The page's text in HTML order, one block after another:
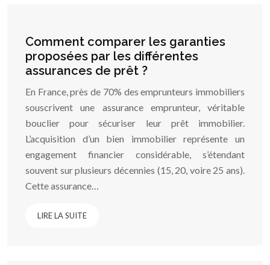
Comment comparer les garanties
proposées par les différentes
assurances de prêt ?
En France, près de 70% des emprunteurs immobiliers
souscrivent une assurance emprunteur, véritable
bouclier pour sécuriser leur prêt immobilier.
L’acquisition d’un bien immobilier représente un
engagement financier considérable, s’étendant
souvent sur plusieurs décennies (15, 20, voire 25 ans).
Cette assurance…
LIRE LA SUITE